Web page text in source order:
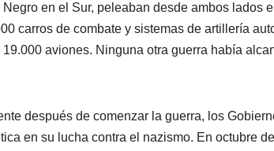
Negro en el Sur, peleaban desde ambos lados
carros de combate y sistemas de artillería
19.000 aviones. Ninguna otra guerra había
después de comenzar la guerra, los
en su lucha contra el nazismo. En octubre